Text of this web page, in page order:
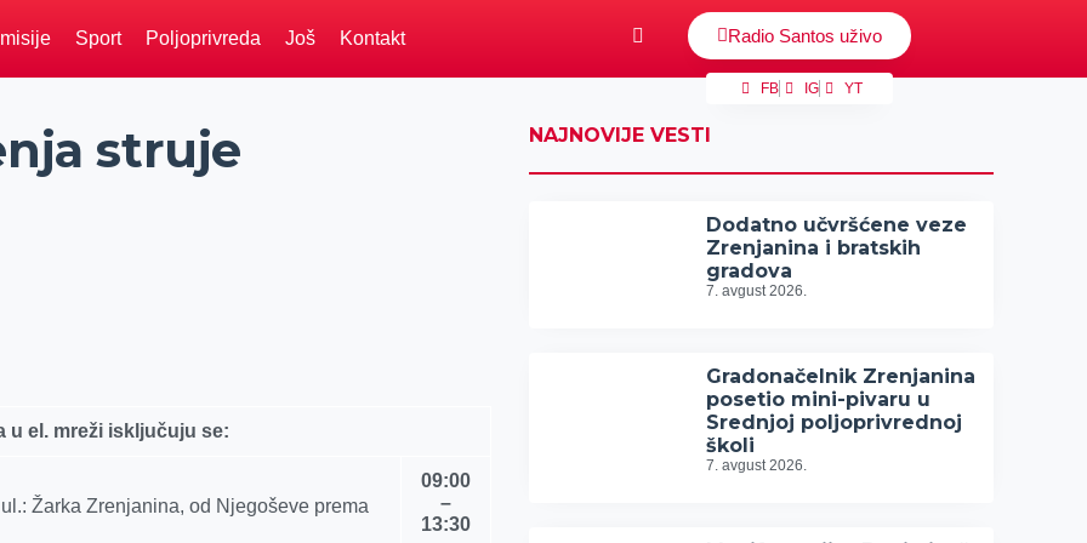
Sport Poljoprivreda Još Kontakt Radio Santos uživo
FB IG YT
struje
u el. mreži isklјučuju se:
Žarka Zrenjanina, od Nјegoševe prema
09:00
–
13:30
NAJNOVIJE VESTI
Dodatno učvršćene veze
Zrenjanina i bratskih
gradova
7. avgust 2026.
Gradonačelnik Zrenjanina
posetio mini-pivaru u
Srednjoj poljoprivrednoj
školi
7. avgust 2026.